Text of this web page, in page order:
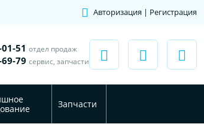
Авторизация | Регистрация
51 отдел продаж
79 сервис, запчасти
Запчасти